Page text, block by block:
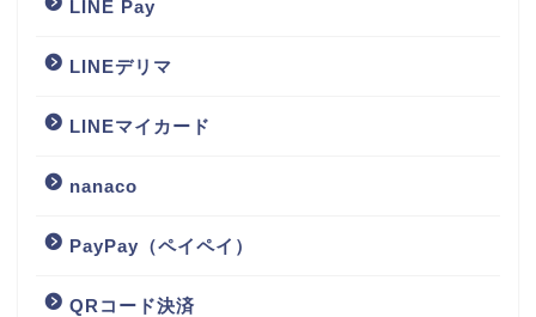
LINE Pay
LINEデリマ
LINEマイカード
nanaco
PayPay（ペイペイ）
QRコード決済